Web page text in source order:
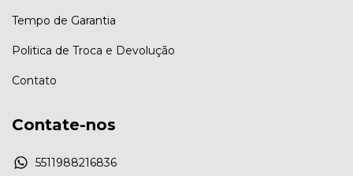
Tempo de Garantia
Politica de Troca e Devolução
Contato
Contate-nos
5511988216836